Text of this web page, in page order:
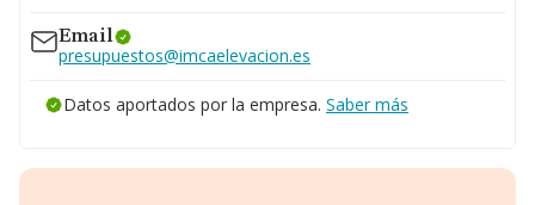
Email
presupuestos@imcaelevacion.es
Datos aportados por la empresa. Saber más